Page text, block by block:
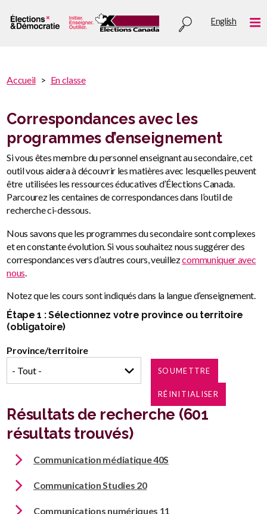
au
Utility
English
are
here
You
:
Accueil En classe
Correspondances avec les
programmes d’enseignement
Si vous êtes membre du personnel enseignant au secondaire, cet
outil vous aidera à découvrir les matières avec lesquelles peuvent
être utilisées les ressources éducatives d’Élections Canada.
Parcourez les centaines de correspondances dans l’outil de
recherche ci-dessous.
Nous savons que les programmes du secondaire sont complexes
et en constante évolution. Si vous souhaitez nous suggérer des
correspondances vers d’autres cours, veuillezcommuniquer avec
nous
Notez que les cours sont indiqués dans la langue d’enseignement.
Étape 1 : Sélectionnez votre province ou territoire
(obligatoire)
Province/territoire
Résultats de recherche (601
résultats trouvés)
Communication médiatique 40S
Communication Studies 20
Communications numériques 11